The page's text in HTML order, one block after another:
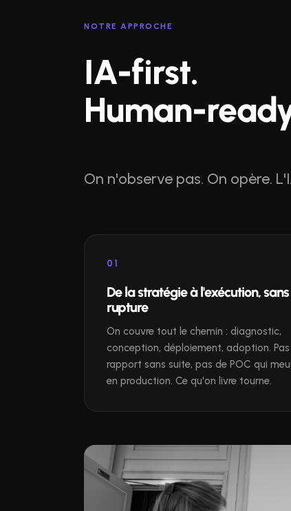
NOTRE APPROCHE
IA-first.
Human-
On n'observe pas. On opère.
01
De la stratégie à l'exécution, sans
rupture
On couvre tout le chemin : diagnostic,
conception, déploiement, adoption.
rapport sans suite, pas de POC qui
en production. Ce qu'on livre tourne.